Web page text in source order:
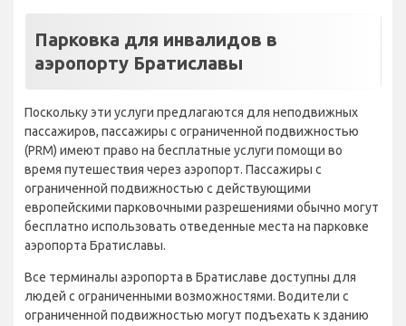
Парковка для инвалидов в
аэропорту Братиславы
Поскольку эти услуги предлагаются для неподвижных
пассажиров, пассажиры с ограниченной подвижностью
(PRM) имеют право на бесплатные услуги помощи во
время путешествия через аэропорт. Пассажиры с
ограниченной подвижностью с действующими
европейскими парковочными разрешениями обычно могут
бесплатно использовать отведенные места на парковке
аэропорта Братиславы.
Все терминалы аэропорта в Братиславе доступны для
людей с ограниченными возможностями. Водители с
ограниченной подвижностью могут подъехать к зданию